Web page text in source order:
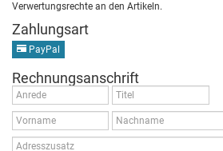
Verwertungsrechte an den Artikeln.
Zahlungsart
PayPal
Rechnungsanschrift